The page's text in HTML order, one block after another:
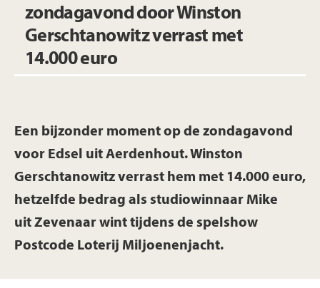
zondagavond door Winston
Gerschtanowitz verrast met
14.000 euro
Een bijzonder moment op de zondagavond
voor Edsel uit Aerdenhout. Winston
Gerschtanowitz verrast hem met 14.000 euro,
hetzelfde bedrag als studiowinnaar Mike
uit Zevenaar wint tijdens de spelshow
Postcode Loterij Miljoenenjacht.